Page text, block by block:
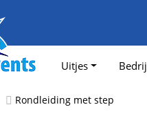
Uitjes
Rondleiding met step